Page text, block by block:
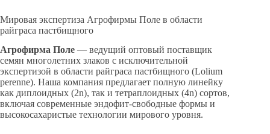
Мировая экспертиза Агрофирмы Поле в области
райграса пастбищного
Агрофирма Поле — ведущий оптовый поставщик
семян многолетних злаков с исключительной
экспертизой в области райграса пастбищного (Lolium
perenne). Наша компания предлагает полную линейку
как диплоидных (2n), так и тетраплоидных (4n) сортов,
включая современные эндофит-свободные формы и
высокосахаристые технологии мирового уровня.